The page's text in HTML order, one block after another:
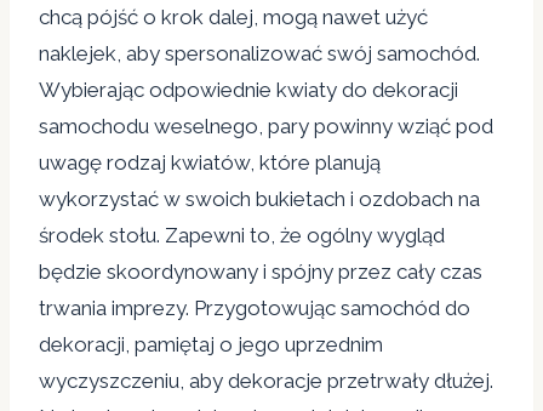
chcą pójść o krok dalej, mogą nawet użyć
naklejek, aby spersonalizować swój samochód.
Wybierając odpowiednie kwiaty do dekoracji
samochodu weselnego, pary powinny wziąć pod
uwagę rodzaj kwiatów, które planują
wykorzystać w swoich bukietach i ozdobach na
środek stołu. Zapewni to, że ogólny wygląd
będzie skoordynowany i spójny przez cały czas
trwania imprezy. Przygotowując samochód do
dekoracji, pamiętaj o jego uprzednim
wyczyszczeniu, aby dekoracje przetrwały dłużej.